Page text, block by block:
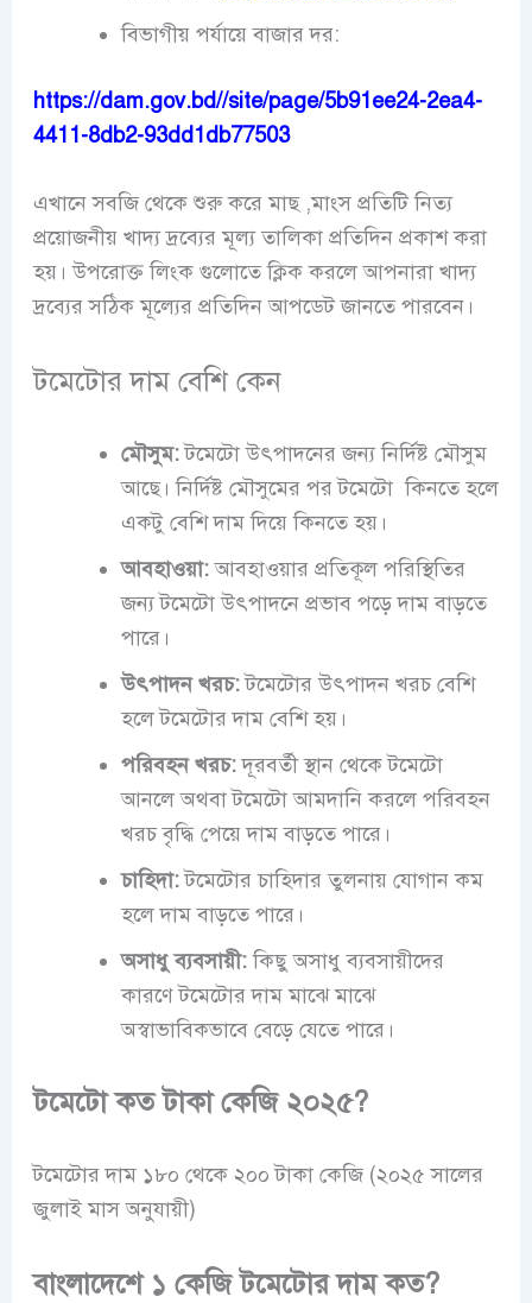
বিভাগীয় পর্যায়ে বাজার দর:
https://dam.gov.bd//site/page/5b91ee24-2ea4-
4411-8db2-93dd1db77503
এখানে সবজি থেকে শুরু করে মাছ ,মাংস প্রতিটি নিত্য
প্রয়োজনীয় খাদ্য দ্রব্যের মূল্য তালিকা প্রতিদিন প্রকাশ করা
হয়। উপরোক্ত লিংক গুলোতে ক্লিক করলে আপনারা খাদ্য
দ্রব্যের সঠিক মূল্যের প্রতিদিন আপডেট জানতে পারবেন।
টমেটোর দাম বেশি কেন
মৌসুম:টমেটো উৎপাদনের জন্য নির্দিষ্ট মৌসুম
আছে। নির্দিষ্ট মৌসুমের পর টমেটো কিনতে হলে
একটু বেশি দাম দিয়ে কিনতে হয়।
আবহাওয়া:আবহাওয়ার প্রতিকূল পরিস্থিতির
জন্য টমেটো উৎপাদনে প্রভাব পড়ে দাম বাড়তে
পারে।
উৎপাদন খরচ:টমেটোর উৎপাদন খরচ বেশি
হলে টমেটোর দাম বেশি হয়।
পরিবহন খরচ:দূরবর্তী স্থান থেকে টমেটো
আনলে অথবা টমেটো আমদানি করলে পরিবহন
খরচ বৃদ্ধি পেয়ে দাম বাড়তে পারে।
চাহিদা:টমেটোর চাহিদার তুলনায় যোগান কম
হলে দাম বাড়তে পারে।
অসাধু ব্যবসায়ী:কিছু অসাধু ব্যবসায়ীদের
কারণে টমেটোর দাম মাঝে মাঝে
অস্বাভাবিকভাবে বেড়ে যেতে পারে।
টমেটো কত টাকা কেজি ২০২৫?
টমেটোর দাম ১৮০ থেকে ২০০ টাকা কেজি (২০২৫ সালের
জুলাই মাস অনুযায়ী)
বাংলাদেশে ১ কেজি টমেটোর দাম কত?